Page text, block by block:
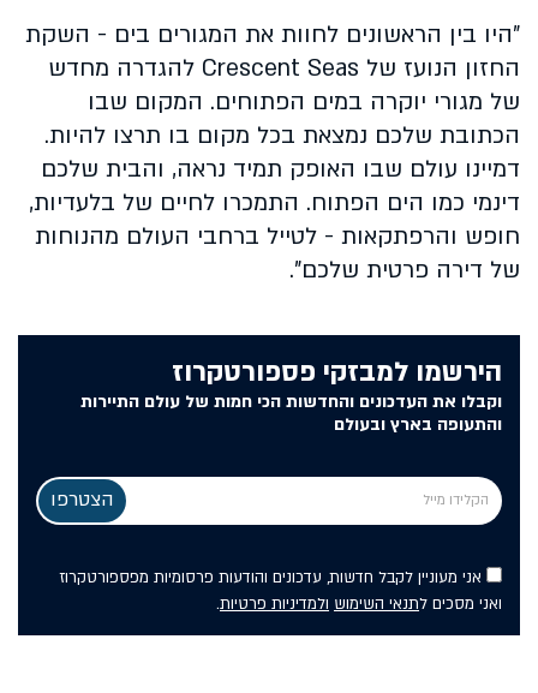
"היו בין הראשונים לחוות את המגורים בים - השקת
החזון הנועז של Crescent Seas להגדרה מחדש
של מגורי יוקרה במים הפתוחים. המקום שבו
הכתובת שלכם נמצאת בכל מקום בו תרצו להיות.
דמיינו עולם שבו האופק תמיד נראה, והבית שלכם
דינמי כמו הים הפתוח. התמכרו לחיים של בלעדיות,
חופש והרפתקאות - לטייל ברחבי העולם מהנוחות
של דירה פרטית שלכם".
הירשמו למבזקי פספורטקרוז
וקבלו את העדכונים והחדשות הכי חמות של עולם התיירות
והתעופה בארץ ובעולם
אני מעוניין לקבל חדשות, עדכונים והודעות פרסומיות מפספורטקרוז
ואני מסכים לתנאי השימוש ולמדיניות פרטיות.